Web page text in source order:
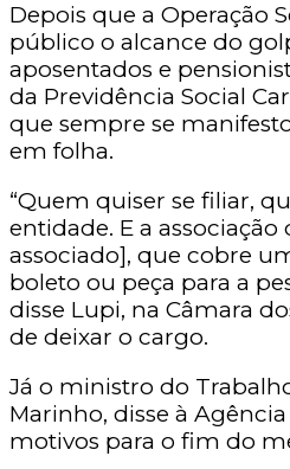
Depois que a Operação
público o alcance do
aposentados e
da Previdência Social
que sempre se
em folha.
“Quem quiser se filiar,
entidade. E a
associado], que cobre
boleto ou peça para a
disse Lupi, na Câmara
de deixar o cargo.
Já o ministro do
Marinho, disse à
motivos para o fim do